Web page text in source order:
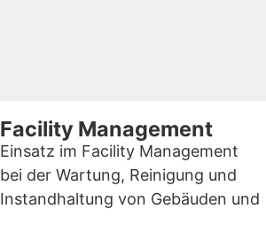
Facility Management
Einsatz im Facility Management
bei der Wartung, Reinigung und
Instandhaltung von Gebäuden und